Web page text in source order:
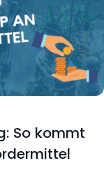
So kommt